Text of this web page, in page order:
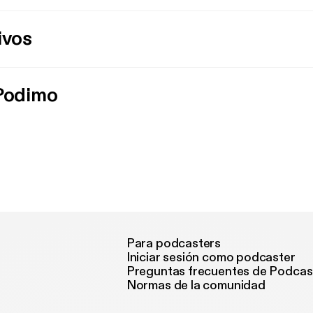
Para podcasters
Iniciar sesión como podcaster
Preguntas frecuentes de
Normas de la comunidad